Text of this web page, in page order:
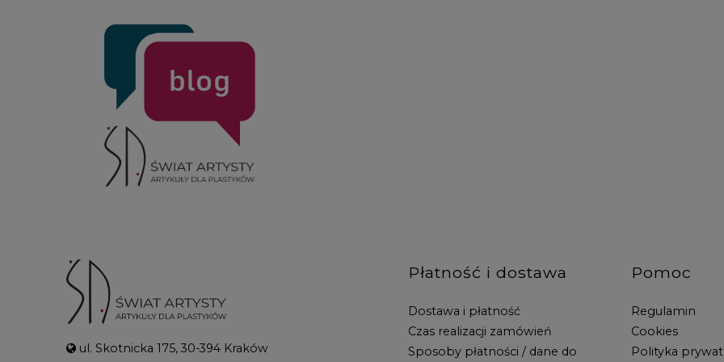
ul. Skotnicka 175, 30-394 Kraków
Płatność i dostawa
Dostawa i płatność
Czas realizacji zamówień
Sposoby płatności / dane do
Pomoc
Regulamin
Cookies
Polityka